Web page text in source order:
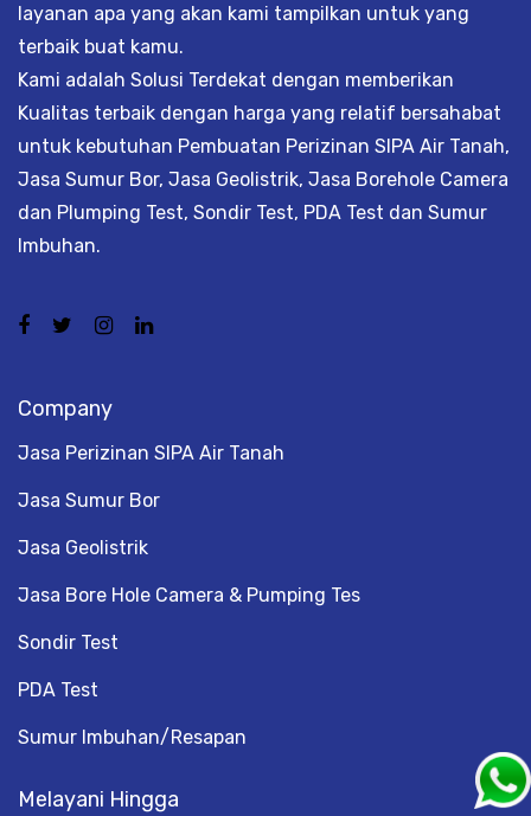
layanan apa yang akan kami tampilkan untuk yang
terbaik buat kamu.
Kami adalah Solusi Terdekat dengan memberikan
Kualitas terbaik dengan harga yang relatif bersahabat
untuk kebutuhan Pembuatan Perizinan SIPA Air Tanah,
Jasa Sumur Bor, Jasa Geolistrik, Jasa Borehole Camera
dan Plumping Test, Sondir Test, PDA Test dan Sumur
Imbuhan.
Company
Jasa Perizinan SIPA Air Tanah
Jasa Sumur Bor
Jasa Geolistrik
Jasa Bore Hole Camera & Pumping Tes
Sondir Test
PDA Test
Sumur Imbuhan/Resapan
Melayani Hingga